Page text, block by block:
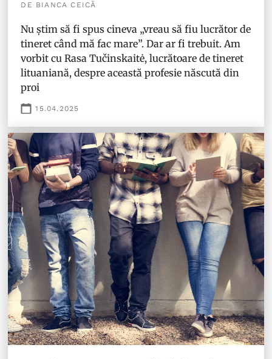
DE BIANCA CEICĂ
Nu știm să fi spus cineva „vreau să fiu lucrător de
tineret când mă fac mare”. Dar ar fi trebuit. Am
vorbit cu Rasa Tučinskaitė, lucrătoare de tineret
lituaniană, despre această profesie născută din
proi
15.04.2025